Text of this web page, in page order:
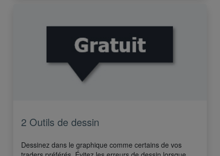
2 Outils de dessin
Dessinez dans le graphique comme certains de vos